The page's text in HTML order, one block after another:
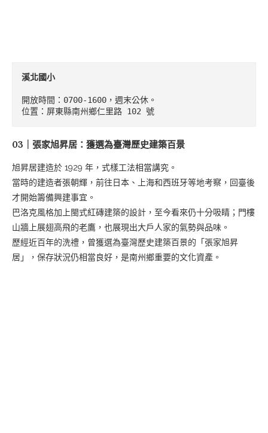
溪北國小
開放時間：0700-1600，週末公休。
位置：屏東縣南州鄉仁里路 102 號
03｜張家旭昇居：獲選為臺灣歷史建築百景
旭昇居建造於 1929 年，式樣工法相當講究。
當時的建造者張朝輝，前往日本、上海和西班牙等地考察，回臺後
才開始籌備興建事宜。
巴洛克風格加上閩式紅磚建築的設計，至今看來仍十分吸睛；門樓
山牆上展翅高飛的老鷹，也展現出大戶人家的氣勢與品味。
歷經近百年的洗禮，曾獲選為臺灣歷史建築百景的「張家旭昇
居」，保存狀況仍相當良好，是南州鄉重要的文化資產。